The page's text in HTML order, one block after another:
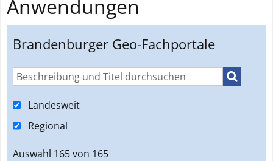
Anwendungen
Brandenburger Geo-Fachportale
Suchen
Landesweit
Regional
Auswahl 165von 165